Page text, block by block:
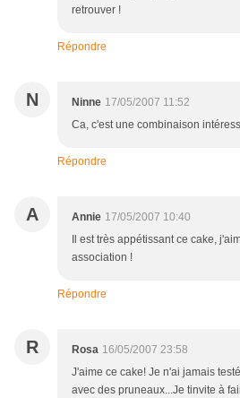
retrouver !
Répondre
N Ninne 17/05/2007 11:52
Ca, c'est une combinaison
Répondre
A Annie 17/05/2007 10:40
Il est très appétissant ce cake,
association !
Répondre
R Rosa 16/05/2007 23:58
J'aime ce cake! Je n'ai jamais
avec des pruneaux...Je tinvite à